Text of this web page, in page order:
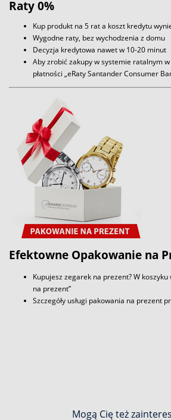
Raty 0%
Kup produkt na 5 rat a koszt kredytu
Wygodne raty, bez wychodzenia z domu
Decyzja kredytowa nawet w 10-20 minut
Aby zrobić zakupy w systemie ratalnym
płatności „eRaty Santander Consumer
Efektowne Opakowanie na
Kupujesz zegarek na prezent? W
na prezent”
Szczegóły usługi pakowania na prezent
Mogą Cię też